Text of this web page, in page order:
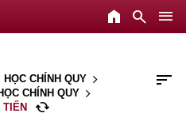
home search menu
CHÍNH QUY arrow_forward_ios
CHÍNH QUY arrow_forward_ios
TIẾN cached
sort